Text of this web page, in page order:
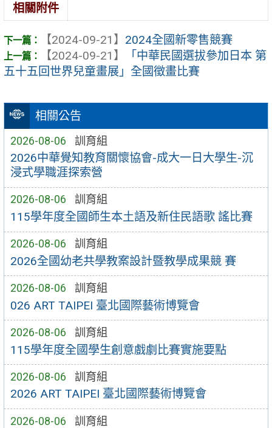
相關公告
2026-08-06 訓育組
2026中華覺知教育關懷協會-成大一日大學生-沉
浸式學職涯探索營
2026-08-06 訓育組
115學年度全國師生本土語及新住民語歌 謠比賽
2026-08-06 訓育組
2026全國幼老共學教案設計暨教學成果競 賽
2026-08-06 訓育組
026 ART TAIPEI 臺北國際藝術博覽會
2026-08-06 訓育組
115學年度全國學生創意戲劇比賽實施要點
2026-08-06 訓育組
2026 ART TAIPEI 臺北國際藝術博覽會
2026-08-06 訓育組
相關附件
【2024-09-21】 2024全國新零售競賽
【2024-09-21】
「中華民國選拔參加日本 第
五十五回世界兒童畫展」全國徵畫比賽